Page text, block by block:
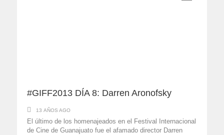
#GIFF2013 DÍA 8: Darren Aronofsky
13 AÑOS AGO
El último de los homenajeados en el Festival Internacional
de Cine de Guanajuato fue el afamado director Darren